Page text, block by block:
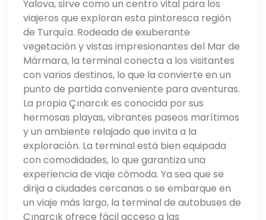
Yalova, sirve como un centro vital para los
viajeros que exploran esta pintoresca región
de Turquía. Rodeada de exuberante
vegetación y vistas impresionantes del Mar de
Mármara, la terminal conecta a los visitantes
con varios destinos, lo que la convierte en un
punto de partida conveniente para aventuras.
La propia Çınarcık es conocida por sus
hermosas playas, vibrantes paseos marítimos
y un ambiente relajado que invita a la
exploración. La terminal está bien equipada
con comodidades, lo que garantiza una
experiencia de viaje cómoda. Ya sea que se
dirija a ciudades cercanas o se embarque en
un viaje más largo, la terminal de autobuses de
Çınarcık ofrece fácil acceso a las